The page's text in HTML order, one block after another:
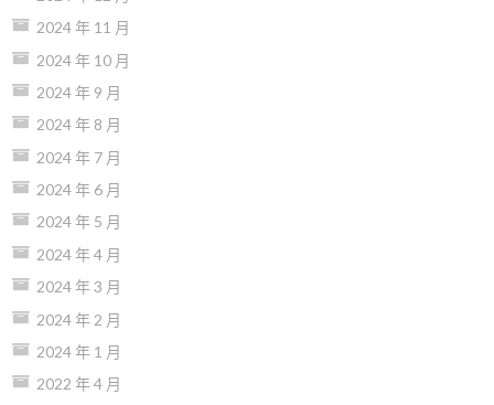
2024 年 11 月
2024 年 10 月
2024 年 9 月
2024 年 8 月
2024 年 7 月
2024 年 6 月
2024 年 5 月
2024 年 4 月
2024 年 3 月
2024 年 2 月
2024 年 1 月
2022 年 4 月